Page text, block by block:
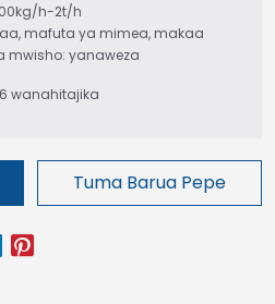
h-2t/h
mafuta ya mimea, makaa
mwisho: yanaweza
wanahitajika
Tuma Barua Pepe